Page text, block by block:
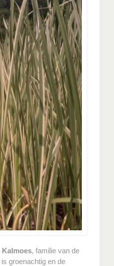
Kalmoes, familie van de
groenachtig en de